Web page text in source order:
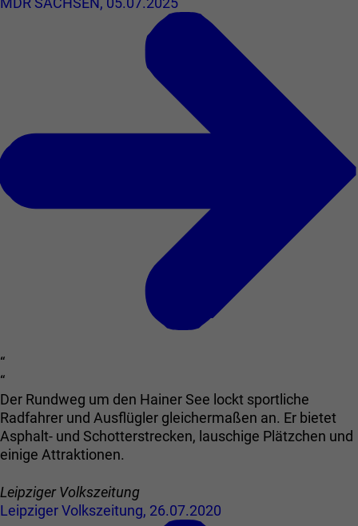
“
“
Der Rundweg um den Hainer See lockt sportliche
Radfahrer und Ausflügler gleichermaßen an. Er bietet
Asphalt- und Schotterstrecken, lauschige Plätzchen und
einige Attraktionen.
Leipziger Volkszeitung
Leipziger Volkszeitung, 26.07.2020